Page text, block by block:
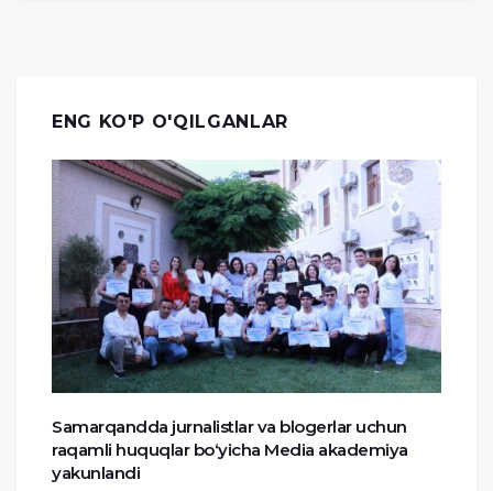
ENG KO'P O'QILGANLAR
Samarqandda jurnalistlar va blogerlar uchun
raqamli huquqlar bo‘yicha Media akademiya
yakunlandi